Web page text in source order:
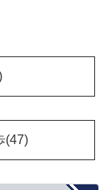
(47)